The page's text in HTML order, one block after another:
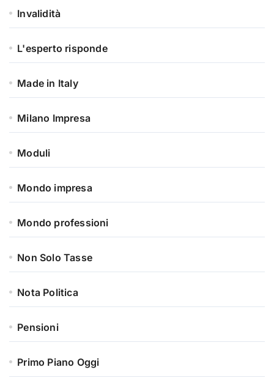
Invalidità
L'esperto risponde
Made in Italy
Milano Impresa
Moduli
Mondo impresa
Mondo professioni
Non Solo Tasse
Nota Politica
Pensioni
Primo Piano Oggi